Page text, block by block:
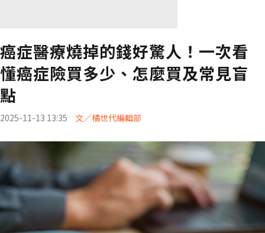
癌症醫療燒掉的錢好驚人！一次看
懂癌症險買多少、怎麼買及常見盲
點
2025-11-13 13:35 文／橘世代編輯部